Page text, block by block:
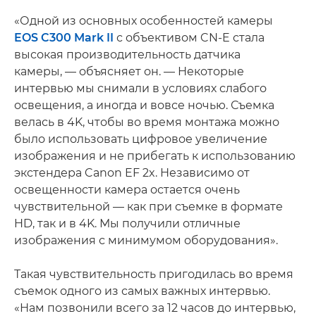
«Одной из основных особенностей камеры
EOS C300 Mark II
с объективом CN-E стала
высокая производительность датчика
камеры, — объясняет он. — Некоторые
интервью мы снимали в условиях слабого
освещения, а иногда и вовсе ночью. Съемка
велась в 4K, чтобы во время монтажа можно
было использовать цифровое увеличение
изображения и не прибегать к использованию
экстендера Canon EF 2x. Независимо от
освещенности камера остается очень
чувствительной — как при съемке в формате
HD, так и в 4K. Мы получили отличные
изображения с минимумом оборудования».
Такая чувствительность пригодилась во время
съемок одного из самых важных интервью.
«Нам позвонили всего за 12 часов до интервью,